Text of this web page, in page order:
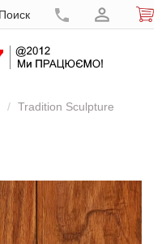
Tradition Sculpture